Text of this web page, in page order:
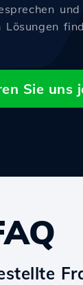
und
Sie uns